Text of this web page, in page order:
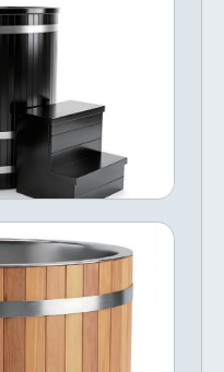
heating,
in one
per tub)
Integrated
acrylic shell
& outdoor
and maintain
ร้อมฝาปิดและ
ice bath is
staves with
it a classic
complete with a
handles for
sessions.
out, completing
perfect for cold
ซื้อเลย
ร์และสเตนเลส
a natural
durable stainless